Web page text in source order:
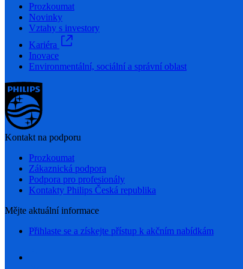
Prozkoumat
Novinky
Vztahy s investory
Kariéra
Inovace
Environmentální, sociální a správní oblast
Kontakt na podporu
Prozkoumat
Zákaznická podpora
Podpora pro profesionály
Kontakty Philips Česká republika
Mějte aktuální informace
Přihlaste se a získejte přístup k akčním nabídkám